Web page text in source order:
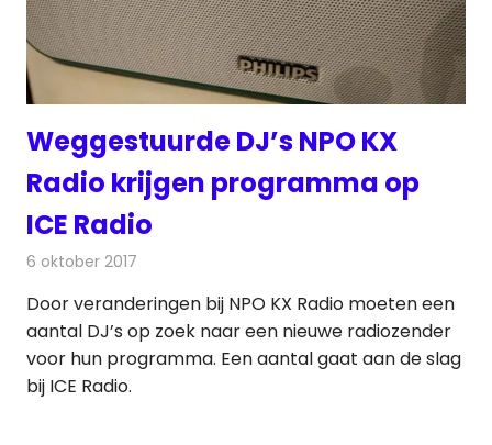
Weggestuurde DJ’s NPO KX
Radio krijgen programma op
ICE Radio
6 oktober 2017
Door veranderingen bij NPO KX Radio moeten een
aantal DJ’s op zoek naar een nieuwe radiozender
voor hun programma. Een aantal gaat aan de slag
bij ICE Radio.